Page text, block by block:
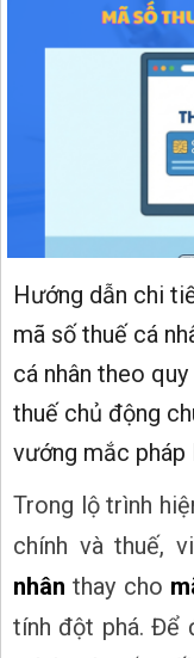
Hướng dẫn chi
mã số thuế cá
cá nhân theo
thuế chủ động
vướng mắc pháp
Trong lộ trình
chính và thuế,
nhân thay cho
tính đột phá. Để